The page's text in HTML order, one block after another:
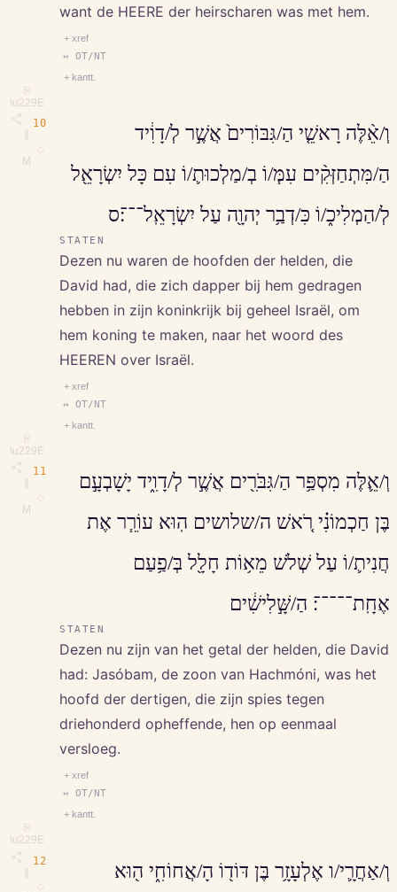
⎘
\u229E
M
want de HEERE der heirscharen was met hem.
+ xref
↔ OT/NT
+ kantt.
10
⎘
\u229E
M
וְ/אֵ֨לֶּה רָאשֵׁ֤י הַ/גִּבּוֹרִים֙ אֲשֶׁ֣ר לְ/דָוִ֔יד
הַ/מִּתְחַזְּקִ֨ים עִמּ֧/וֹ בְ/מַלְכוּת֛/וֹ עִם כָּל יִשְׂרָאֵ֖ל
לְ/הַמְלִיכ֑/וֹ כִּ/דְבַ֥ר יְהוָ֖ה עַל יִשְׂרָאֵֽל־־־׃ס
STATEN
Dezen nu waren de hoofden der helden, die
David had, die zich dapper bij hem gedragen
hebben in zijn koninkrijk bij geheel Israël, om
hem koning te maken, naar het woord des
HEEREN over Israël.
+ xref
↔ OT/NT
+ kantt.
11
⎘
\u229E
וְ/אֵ֛לֶּה מִסְפַּ֥ר הַ/גִּבֹּרִ֖ים אֲשֶׁ֣ר לְ/דָוִ֑יד יָשָׁבְעָ֣ם
בֶּן חַכְמוֹנִ֗י רֹ֚אשׁ ה/שלושים הֽוּא עוֹרֵ֧ר אֶת
חֲנִית֛/וֹ עַל שְׁלֹשׁ מֵא֥וֹת חָלָ֖ל בְּ/פַ֥עַם
אֶחָֽת־־־־־׃ הַ/שָּׁ֣לִישִׁ֔ים
STATEN
Dezen nu zijn van het getal der helden, die David
had: Jasóbam, de zoon van Hachmóni, was het
hoofd der dertigen, die zijn spies tegen
driehonderd opheffende, hen op eenmaal
versloeg.
+ xref
↔ OT/NT
+ kantt.
12
וְ/אַחֲרָ֛י/ו אֶלְעָזָ֥ר בֶּן דּוֹד֖וֹ הָ/אֲחוֹחִ֑י ה֖וּא